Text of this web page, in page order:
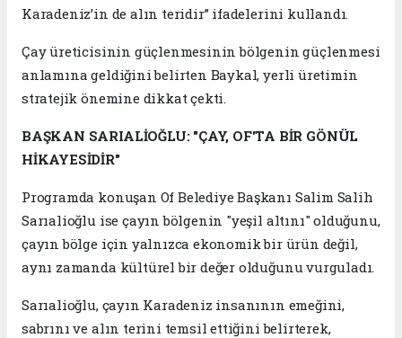
Karadeniz’in de alın teridir” ifadelerini kullandı.
Çay üreticisinin güçlenmesinin bölgenin güçlenmesi
anlamına geldiğini belirten Baykal, yerli üretimin
stratejik önemine dikkat çekti.
BAŞKAN SARIALİOĞLU: "ÇAY, OF'TA BİR GÖNÜL
HİKAYESİDİR"
Programda konuşan Of Belediye Başkanı Salim Salih
Sarıalioğlu ise çayın bölgenin "yeşil altını" olduğunu,
çayın bölge için yalnızca ekonomik bir ürün değil,
aynı zamanda kültürel bir değer olduğunu vurguladı.
Sarıalioğlu, çayın Karadeniz insanının emeğini,
sabrını ve alın terini temsil ettiğini belirterek,